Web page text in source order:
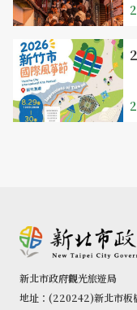
新北市政府觀光旅遊局
地址：(220242)新北市板